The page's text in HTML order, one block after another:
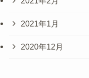
2021年1月
2020年12月